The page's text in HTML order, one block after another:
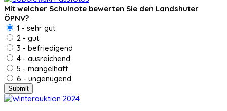
Mit welcher Schulnote bewerten Sie den Landshuter
ÖPNV?
1 - sehr gut
2 - gut
3 - befriedigend
4 - ausreichend
5 - mangelhaft
6 - ungenügend